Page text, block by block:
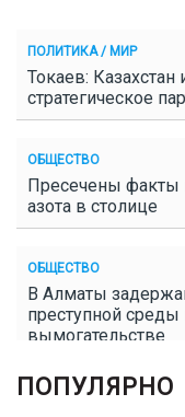
ПОЛИТИКА / МИР
Токаев: Казахстан
стратегическое
ОБЩЕСТВО
Пресечены факты
азота в столице
ОБЩЕСТВО
В Алматы
преступной
вымогательстве
ОБЩЕСТВО
ПОПУЛЯРНО